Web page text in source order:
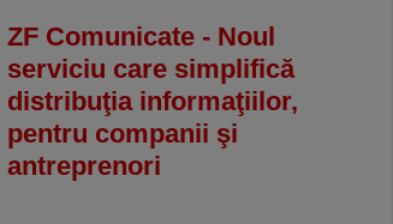
ZF Comunicate - Noul
serviciu care simplifică
distribuţia informaţiilor,
pentru companii şi
antreprenori